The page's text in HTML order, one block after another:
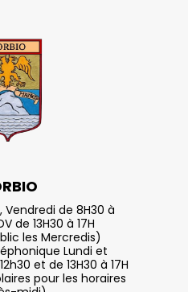
Vendredi de 8H30 à
de 13H30 à 17H
les Mercredis)
Lundi et
et de 13H30 à 17H
pour les horaires